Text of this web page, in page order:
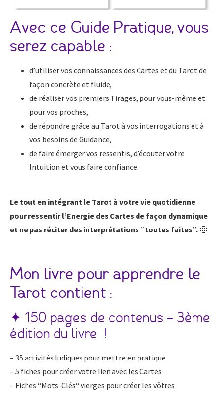
Avec ce Guide Pratique, vous
serez capable :
d’utiliser vos connaissances des Cartes et du Tarot de
façon concrète et fluide,
de réaliser vos premiers Tirages, pour vous-même et
pour vos proches,
de répondre grâce au Tarot à vos interrogations et à
vos besoins de Guidance,
de faire émerger vos ressentis, d’écouter votre
Intuition et vous faire confiance.
Le tout en intégrant le Tarot à votre vie quotidienne
pour ressentir l’Energie des Cartes de façon dynamique
et ne pas réciter des interprétations “toutes faites”. 🙂
Mon livre pour apprendre le
Tarot contient :
✦ 150 pages de contenus – 3ème
édition du livre !
– 35 activités ludiques pour mettre en pratique
– 5 fiches pour créer votre lien avec les Cartes
– Fiches “Mots-Clés“ vierges pour créer les vôtres